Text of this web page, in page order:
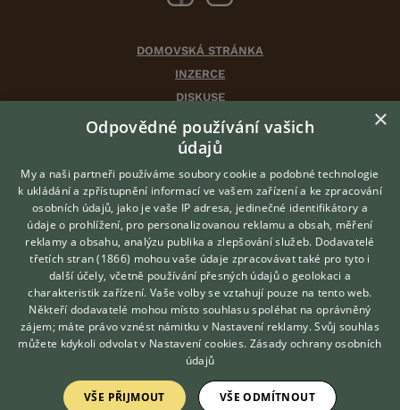
DOMOVSKÁ STRÁNKA
INZERCE
DISKUSE
ČLÁNKY
CHOVATELSKÉ STANICE
VÝBĚR VHODNÉHO PLEMENE
O nás
Kontakt
Možnosti zvýraznění inzerátů
Podmínky užití
Zpracování osobních údajů
Přihlášení
Registrace
Hledáte zvířecího kamaráda?
Zdarma vám poradí
VETERINÁŘ ONLINE
KONZULTOVAT S
VETERINÁŘEM
×
Odpovědné používání vašich
údajů
My a naši partneři používáme soubory cookie a podobné technologie
k ukládání a zpřístupnění informací ve vašem zařízení a ke zpracování
osobních údajů, jako je vaše IP adresa, jedinečné identifikátory a
údaje o prohlížení, pro personalizovanou reklamu a obsah, měření
reklamy a obsahu, analýzu publika a zlepšování služeb. Dodavatelé
třetích stran (1866) mohou vaše údaje zpracovávat také pro tyto i
další účely, včetně používání přesných údajů o geolokaci a
charakteristik zařízení. Vaše volby se vztahují pouze na tento web.
Někteří dodavatelé mohou místo souhlasu spoléhat na oprávněný
zájem; máte právo vznést námitku v Nastavení reklamy. Svůj souhlas
můžete kdykoli odvolat v Nastavení cookies. Zásady ochrany osobních
údajů
VŠE PŘIJMOUT VŠE ODMÍTNOUT